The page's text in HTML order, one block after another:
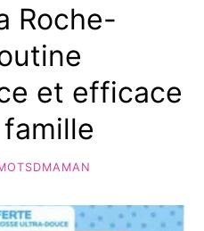
Roche-
et efficace